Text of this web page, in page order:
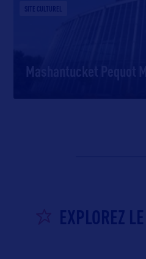
SITE CULTUREL
Mashantucket Pequot
EXPLOREZ